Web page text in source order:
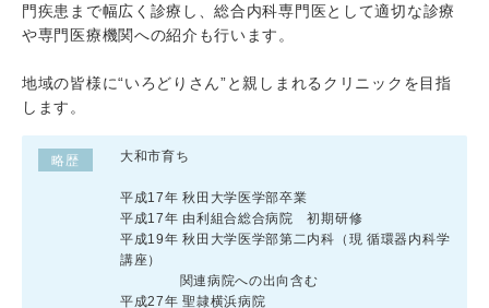
門疾患まで幅広く診療し、総合内科専門医として適切な診療
や専門医療機関への紹介も行います。
地域の皆様に“いろどりさん”と親しまれるクリニックを目指
します。
略歴 大和市育ち
平成17年 秋田大学医学部卒業
平成17年 由利組合総合病院 初期研修
平成19年 秋田大学医学部第二内科（現 循環器内科学
講座）
関連病院への出向含む
平成27年 聖隷横浜病院